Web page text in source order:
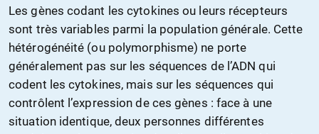
Les gènes codant les cytokines ou leurs récepteurs
sont très variables parmi la population générale. Cette
hétérogénéité (ou polymorphisme) ne porte
généralement pas sur les séquences de l’ADN qui
codent les cytokines, mais sur les séquences qui
contrôlent l’expression de ces gènes : face à une
situation identique, deux personnes différentes